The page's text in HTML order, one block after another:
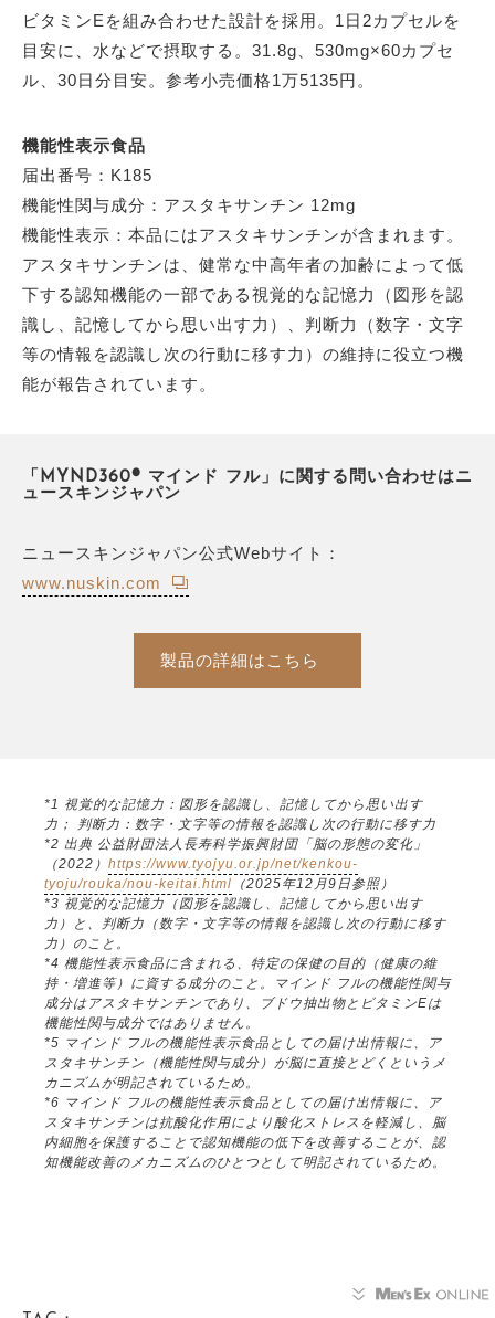
ビタミンEを組み合わせた設計を採用。1日2カプセルを
目安に、水などで摂取する。31.8g、530mg×60カプセ
ル、30日分目安。参考小売価格1万5135円。
機能性表示食品
届出番号：K185
機能性関与成分：アスタキサンチン 12mg
機能性表示：本品にはアスタキサンチンが含まれます。
アスタキサンチンは、健常な中高年者の加齢によって低
下する認知機能の一部である視覚的な記憶力（図形を認
識し、記憶してから思い出す力）、判断力（数字・文字
等の情報を認識し次の行動に移す力）の維持に役立つ機
能が報告されています。
「MYND360® マインド フル」に関する問い合わせはニ
ュースキンジャパン
ニュースキンジャパン公式Webサイト：
www.nuskin.com
製品の詳細はこちら
*1 視覚的な記憶力：図形を認識し、記憶してから思い出す
力； 判断力：数字・文字等の情報を認識し次の行動に移す力
*2 出典 公益財団法人長寿科学振興財団「脳の形態の変化」
（2022） https://www.tyojyu.or.jp/net/kenkou-
tyoju/rouka/nou-keitai.html （2025年12月9日参照）
*3 視覚的な記憶力（図形を認識し、記憶してから思い出す
力）と、判断力（数字・文字等の情報を認識し次の行動に移す
力）のこと。
*4 機能性表示食品に含まれる、特定の保健の目的（健康の維
持・増進等）に資する成分のこと。マインド フルの機能性関与
成分はアスタキサンチンであり、ブドウ抽出物とビタミンEは
機能性関与成分ではありません。
*5 マインド フルの機能性表示食品としての届け出情報に、ア
スタキサンチン（機能性関与成分）が脳に直接とどくというメ
カニズムが明記されているため。
*6 マインド フルの機能性表示食品としての届け出情報に、ア
スタキサンチンは抗酸化作用により酸化ストレスを軽減し、脳
内細胞を保護することで認知機能の低下を改善することが、認
知機能改善のメカニズムのひとつとして明記されているため。